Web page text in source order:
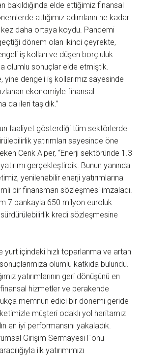
bakıldığında elde ettiğimiz finansal
attığımız adımların ne kadar
daha ortaya koydu. Pandemi
dönem olan ikinci çeyrekte,
iş kolları ve düşen borçluluk
olumlu sonuçlar elde etmiştik.
dengeli iş kollarımız sayesinde
ekonomiyle finansal
da ileri taşıdık.”
faaliyet gösterdiği tüm sektörlerde
yatırımları sayesinde öne
Cenk Alper, “Enerji sektöründe 1.3
gerçekleştirdik. Bunun yanında
yenilenebilir enerji yatırımlarına
bir finansman sözleşmesi imzaladı.
7 bankayla 650 milyon euroluk
sürdürülebilirlik kredi sözleşmesine
yurt içindeki hızlı toparlanma ve artan
olumlu katkıda bulundu.
yatırımlarının geri dönüşünü en
finansal hizmetler ve perakende
memnun edici bir dönemi geride
müşteri odaklı yol haritamız
en iyi performansını yakaladık.
Girişim Sermayesi Fonu
ilk yatırımımızı